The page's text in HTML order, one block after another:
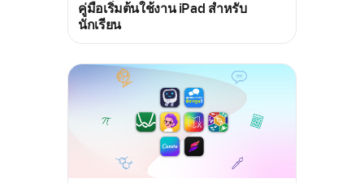
คู่มือเริ่มต้นใช้งาน iPad สำหรับ
นักเรียน